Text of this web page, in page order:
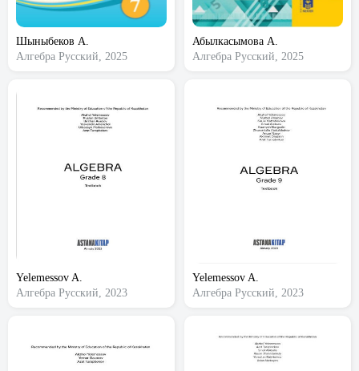
Шыныбеков А.
Алгебра Русский, 2025
Абылкасымова А.
Алгебра Русский, 2025
Yelemessov A.
Алгебра Русский, 2023
Yelemessov A.
Алгебра Русский, 2023